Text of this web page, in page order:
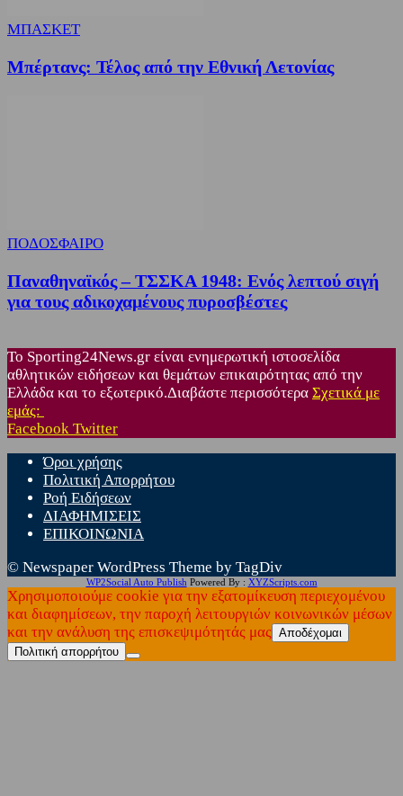
ΜΠΑΣΚΕΤ
Μπέρτανς: Τέλος από την Εθνική Λετονίας
ΠΟΔΟΣΦΑΙΡΟ
Παναθηναϊκός – ΤΣΣΚΑ 1948: Ενός λεπτού σιγή
για τους αδικοχαμένους πυροσβέστες
Το Sporting24News.gr είναι ενημερωτική ιστοσελίδα
αθλητικών ειδήσεων και θεμάτων επικαιρότητας από την
Ελλάδα και το εξωτερικό.Διαβάστε περισσότερα Σχετικά με
εμάς:
Facebook Twitter
Όροι χρήσης
Πολιτική Απορρήτου
Ροή Ειδήσεων
ΔΙΑΦΗΜΙΣΕΙΣ
ΕΠΙΚΟΙΝΩΝΙΑ
© Newspaper WordPress Theme by TagDiv
WP2Social Auto Publish Powered By : XYZScripts.com
Χρησιμοποιούμε cookie για την εξατομίκευση περιεχομένου
και διαφημίσεων, την παροχή λειτουργιών κοινωνικών μέσων
και την ανάλυση της επισκεψιμότητάς μας Αποδέχομαι
Πολιτική απορρήτου